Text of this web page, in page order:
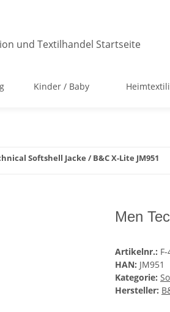
Kinder / Baby
Softshell Jacke / B&C X-Lite JM951
Men
Artikelnr.:
HAN: JM951
Kategorie:
Hersteller: